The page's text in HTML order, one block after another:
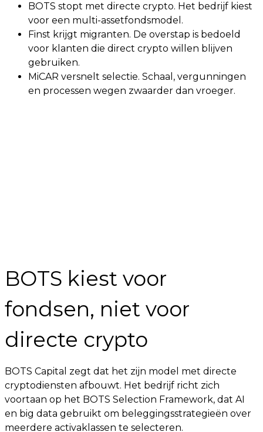
BOTS stopt met directe crypto. Het bedrijf kiest
voor een multi-assetfondsmodel.
Finst krijgt migranten. De overstap is bedoeld
voor klanten die direct crypto willen blijven
gebruiken.
MiCAR versnelt selectie. Schaal, vergunningen
en processen wegen zwaarder dan vroeger.
BOTS kiest voor
fondsen, niet voor
directe crypto
BOTS Capital zegt dat het zijn model met directe
cryptodiensten afbouwt. Het bedrijf richt zich
voortaan op het BOTS Selection Framework, dat AI
en big data gebruikt om beleggingsstrategieën over
meerdere activaklassen te selecteren.